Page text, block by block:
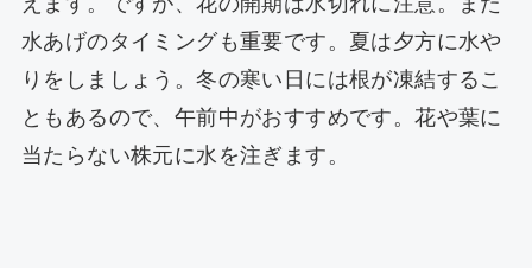
水あげのタイミングも重要です。夏は夕方に水や
りをしましょう。冬の寒い日には根が凍結するこ
ともあるので、午前中がおすすめです。花や葉に
当たらない株元に水を注ぎます。